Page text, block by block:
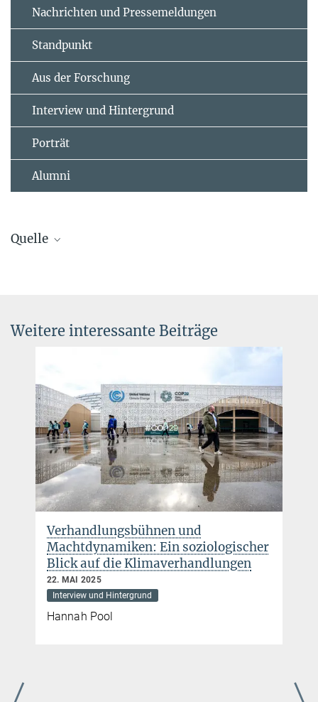
Nachrichten und Pressemeldungen
Standpunkt
Aus der Forschung
Interview und Hintergrund
Porträt
Alumni
Quelle
Weitere interessante Beiträge
Verhandlungsbühnen und
Machtdynamiken: Ein soziologischer
Blick auf die Klimaverhandlungen
22. MAI 2025
Interview und Hintergrund
Hannah Pool